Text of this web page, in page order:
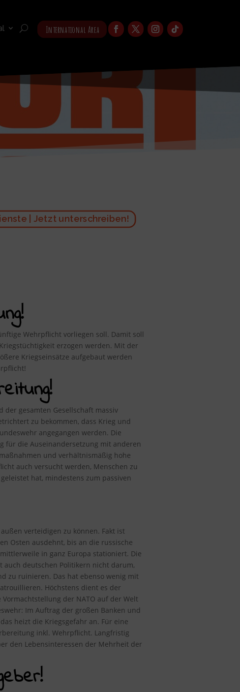
International Area
| Jetzt unterschreiben!
Wehrpflicht vorliegen soll. Damit soll
erzogen werden. Mit der
Kriegseinsätze aufgebaut werden
gesamten Gesellschaft massiv
zu bekommen, dass Krieg und
angegangen werden. Die
für die Auseinandersetzung mit anderen
und verhältnismäßig hohe
auch versucht werden, Menschen zu
hat, mindestens zum passiven
verteidigen zu können. Fakt ist
Osten ausdehnt, bis an die russische
in ganz Europa stationiert. Die
auch deutschen Politikern nicht darum,
zu ruinieren. Das hat ebenso wenig mit
Höchstens dient es der
der NATO auf der Welt
Im Auftrag der großen Banken und
heizt die Kriegsgefahr an. Für eine
inkl. Wehrpflicht. Langfristig
den Lebensinteressen der Mehrheit der